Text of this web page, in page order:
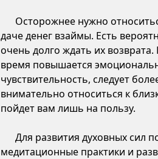
Осторожнее нужно
даче денег взаймы. Есть
очень долго ждать их возврата.
время повышается
чувствительность, следует
внимательно относиться к
пойдет вам лишь на пользу.
Для развития духовных сил
медитационные практики и